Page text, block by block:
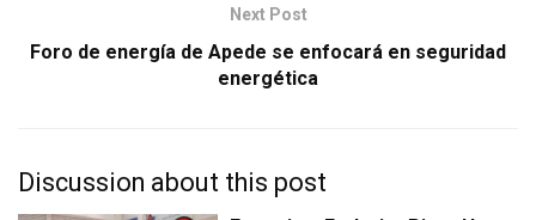
Next Post
Foro de energía de Apede se enfocará en seguridad
energética
Discussion about this post